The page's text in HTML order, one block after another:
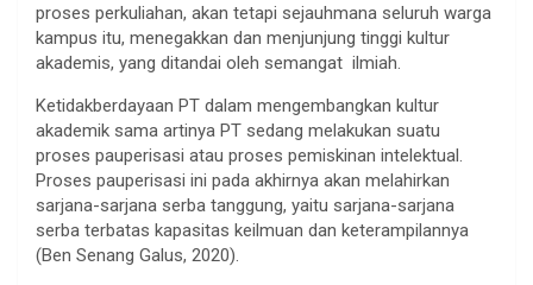
proses perkuliahan, akan tetapi sejauhmana seluruh warga
kampus itu, menegakkan dan menjunjung tinggi kultur
akademis, yang ditandai oleh semangat ilmiah.
Ketidakberdayaan PT dalam mengembangkan kultur
akademik sama artinya PT sedang melakukan suatu
proses pauperisasi atau proses pemiskinan intelektual.
Proses pauperisasi ini pada akhirnya akan melahirkan
sarjana-sarjana serba tanggung, yaitu sarjana-sarjana
serba terbatas kapasitas keilmuan dan keterampilannya
(Ben Senang Galus, 2020).